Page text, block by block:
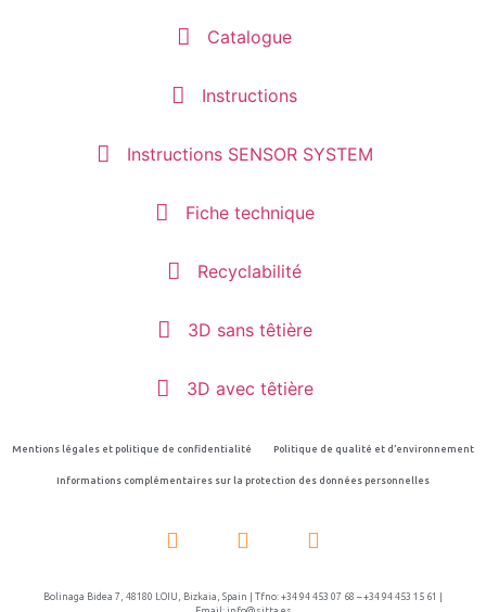
Catalogue
Instructions
Instructions SENSOR SYSTEM
Fiche technique
Recyclabilité
3D sans têtière
3D avec têtière
Mentions légales et politique de confidentialité Politique de qualité et d’environnement
Informations complémentaires sur la protection des données personnelles
Bolinaga Bidea 7, 48180 LOIU, Bizkaia, Spain | Tfno: +34 94 453 07 68 – +34 94 453 15 61 |